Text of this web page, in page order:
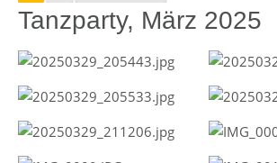
Tanzparty, März 2025